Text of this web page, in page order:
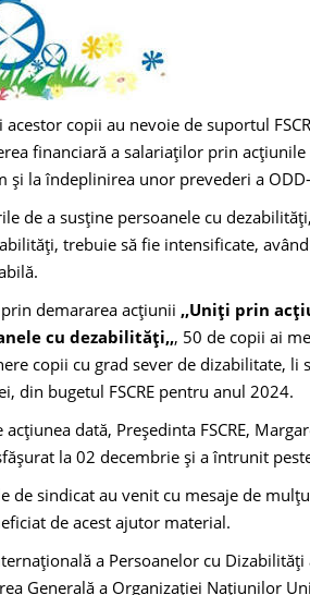
acestor copii au nevoie de suportul
financiară a salariaților prin
și la îndeplinirea unor prevederi a
de a susține persoanele cu
trebuie să fie intensificate,
demararea acțiunii ,,Uniți prin
cu dezabilități,,, 50 de copii ai
copii cu grad sever de dizabilitate,
din bugetul FSCRE pentru anul 2024.
acțiunea dată, Președinta FSCRE,
la 02 decembrie și a întrunit
de sindicat au venit cu mesaje de
de acest ajutor material.
a Persoanelor cu
Generală a Organizației Națiunilor